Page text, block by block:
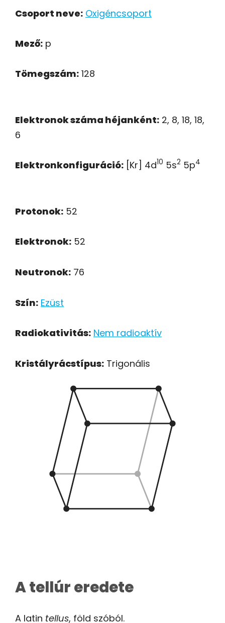
Csoport neve: Oxigéncsoport
Mező: p
Tömegszám: 128
Elektronok száma héjanként: 2, 8, 18, 18,
6
Elektronkonfiguráció: [Kr] 4d10 5s2 5p4
Protonok: 52
Elektronok: 52
Neutronok: 76
Szín: Ezüst
Radiokativitás: Nem radioaktív
Kristályrácstípus: Trigonális
A tellúr eredete
A latin tellus, föld szóból.